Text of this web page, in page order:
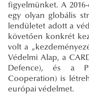
figyelmünket. A
egy olyan globális
lendületet adott a
követően konkrét
volt a
Védelmi Alap, a
Defence), és a
Cooperation) is
európai védelmet.